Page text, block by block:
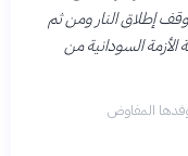
وقف إطلاق النار ومن ثم
الأزمة السودانية من
المفاوض